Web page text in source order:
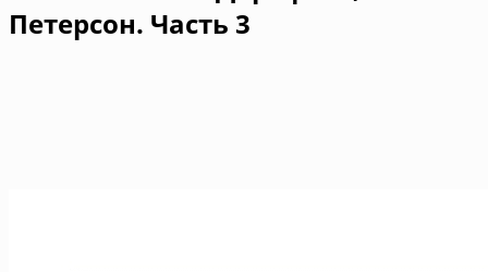
Петерсон. Часть 3